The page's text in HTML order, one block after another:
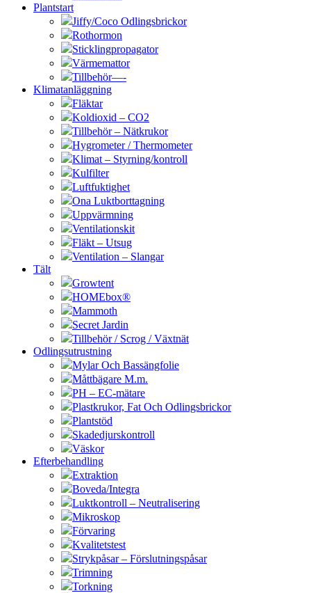
Plantstart
Jiffy/Coco Odlingsbrickor
Rothormon
Sticklingpropagator
Värmemattor
Tillbehör—-
Klimatanläggning
Fläktar
Koldioxid – CO2
Tillbehör – Nätkrukor
Hygrometer / Thermometer
Klimat – Styrning/kontroll
Kulfilter
Luftfuktighet
Ona Luktborttagning
Uppvärmning
Ventilationskit
Fläkt – Utsug
Ventilation – Slangar
Tält
Growtent
HOMEbox®
Mammoth
Secret Jardin
Tillbehör / Scrog / Växtnät
Odlingsutrustning
Mylar Och Bassängfolie
Måttbägare M.m.
PH – EC-mätare
Plastkrukor, Fat Och Odlingsbrickor
Plantstöd
Skadedjurskontroll
Väskor
Efterbehandling
Extraktion
Boveda/Integra
Luktkontroll – Neutralisering
Mikroskop
Förvaring
Kvalitetstest
Strykpåsar – Förslutningspåsar
Trimning
Torkning